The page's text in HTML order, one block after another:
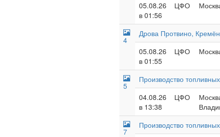
05.08.26
в 01:56
ЦФО
4
Дрова Протвино,
05.08.26
в 01:55
ЦФО
5
Производство
04.08.26
в 13:38
ЦФО
7
Производство